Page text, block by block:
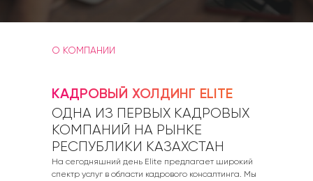
О КОМПАНИИ
КАДРОВЫЙ ХОЛДИНГ ELITE
На сегодняшний день Elite предлагает широкий
спектр услуг в области кадрового консалтинга. Мы
ОДНА ИЗ ПЕРВЫХ КАДРОВЫХ
КОМПАНИЙ НА РЫНКЕ
РЕСПУБЛИКИ КАЗАХСТАН